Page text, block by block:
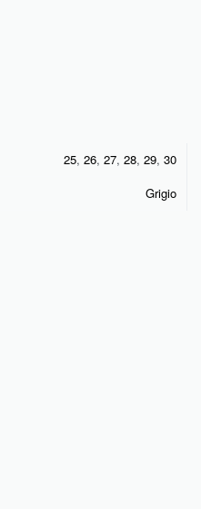
25, 26, 27, 28, 29, 30
Grigio